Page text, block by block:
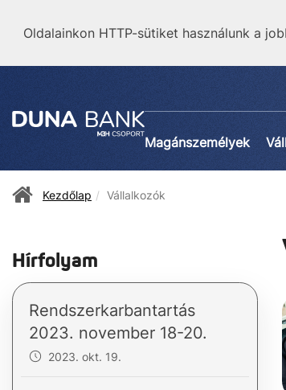
Oldalainkon HTTP-sütiket használunk a
Magánszemélyek
Kezdőlap Vállalkozók
Hírfolyam
Rendszerkarbantartás
2023. november 18-20.
2023. okt. 19.